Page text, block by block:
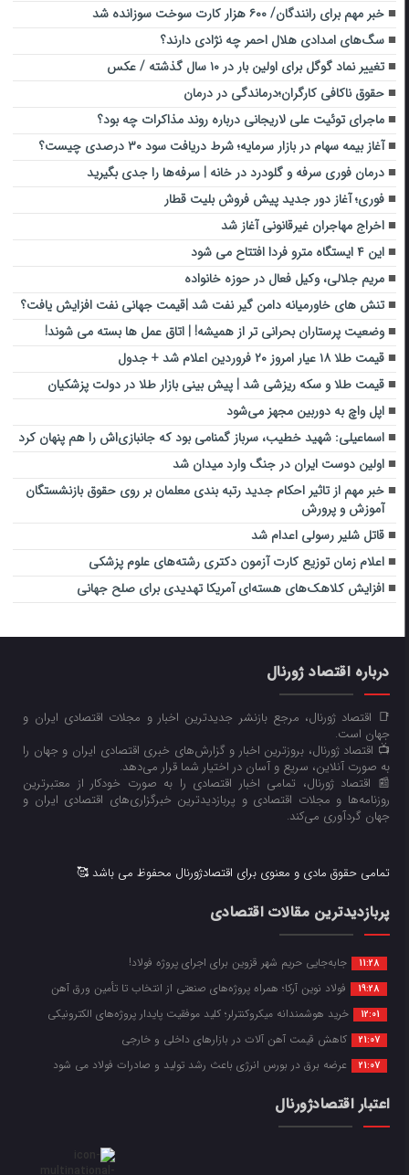
خبر مهم برای رانندگان/ ۶۰۰ هزار کارت سوخت سوزانده شد
سگ‌های امدادی هلال احمر چه نژادی دارند؟
تغییر نماد گوگل برای اولین بار در ۱۰ سال گذشته / عکس
حقوق ناکافی کارگران؛درماندگی در درمان
ماجرای توئیت علی لاریجانی درباره روند مذاکرات چه بود؟
آغاز بیمه سهام در بازار سرمایه؛ شرط دریافت سود ۳۰ درصدی چیست؟
درمان فوری سرفه و گلودرد در خانه | سرفه‌ها را جدی بگیرید
فوری؛ آغاز دور جدید پیش فروش بلیت قطار
اخراج مهاجران غیرقانونی آغاز شد
این ۴ ایستگاه مترو فردا افتتاح می شود
مریم جلالی، وکیل فعال در حوزه خانواده
تنش های خاورمیانه دامن گیر نفت شد |قیمت جهانی نفت افزایش یافت؟
وضعیت پرستاران بحرانی تر از همیشه! | اتاق عمل ها بسته می شوند!
قیمت طلا ۱۸ عیار امروز ۲۰ فروردین اعلام شد + جدول
قیمت طلا و سکه ریزشی شد | پیش بینی بازار طلا در دولت پزشکیان
اپل واچ به دوربین مجهز می‌شود
اسماعیلی: شهید خطیب، سرباز گمنامی بود که جانبازی‌اش را هم پنهان کرد
اولین دوست ایران در جنگ وارد میدان شد
خبر مهم از تاثیر احکام جدید رتبه بندی معلمان بر روی حقوق بازنشستگان
آموزش و پرورش
قاتل شلیر رسولی اعدام شد
اعلام زمان توزیع کارت آزمون دکتری رشته‌های علوم پزشکی
افزایش کلاهک‌های هسته‌ای آمریکا تهدیدی برای صلح جهانی
درباره اقتصاد ژورنال
📑 اقتصاد ژورنال، مرجع بازنشر جدیدترین اخبار و مجلات اقتصادی ایران و
جهان است.
📺 اقتصاد ژورنال، بروزترین اخبار و گزارش‌های خبری اقتصادی ایران و جهان را
به صورت آنلاین، سریع و آسان در اختیار شما قرار می‌‌دهد.
📰 اقتصاد ژورنال، تمامی اخبار اقتصادی را به صورت خودکار از معتبرترین
روزنامه‌ها و مجلات اقتصادی و پربازدیدترین خبرگزاری‌های اقتصادی ایران و
جهان گردآوری می‌کند.
تمامی حقوق مادی و معنوی برای اقتصادژورنال محفوظ می باشد 🥰
پربازدیدترین مقالات اقتصادی
11:28 جابه‌جایی حریم شهر قزوین برای اجرای پروژه فولاد!
19:28 فولاد نوین آرکا؛ همراه پروژه‌های صنعتی از انتخاب تا تأمین ورق آهن
12:01 خرید هوشمندانه میکروکنترلر؛ کلید موفقیت پایدار پروژه‌های الکترونیکی
21:07 کاهش قیمت آهن آلات در بازارهای داخلی و خارجی
21:07 عرضه برق در بورس انرژی باعث رشد تولید و صادرات فولاد می شود
اعتبار اقتصادژورنال